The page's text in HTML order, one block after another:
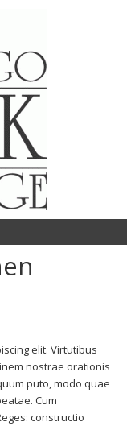
elit. Virtutibus
nostrae orationis
puto, modo quae
Cum
constructio